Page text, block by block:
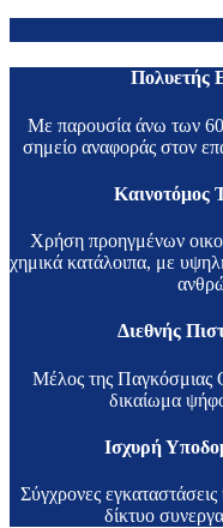
Πολυετής
Με παρουσία άνω των
σημείο αναφοράς στον
Καινοτόμος
Χρήση προηγμένων
χημικά κατάλοιπα, με
Διεθνής
Μέλος της Παγκόσμιας
δικαίωμα
Ισχυρή
Σύγχρονες
δίκτυο